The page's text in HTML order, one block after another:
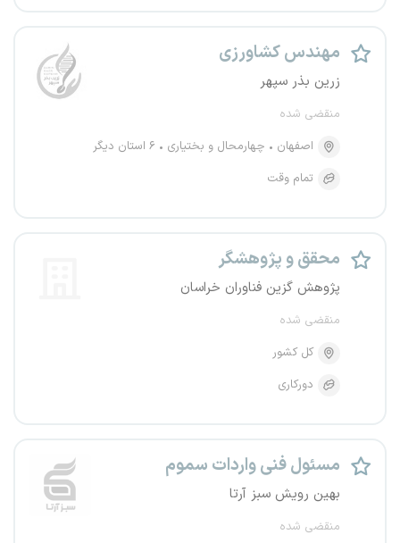
مهندس کشاورزی
زرین بذر سپهر
منقضی شده
اصفهان
چهارمحال و بختیاری
۶ استان دیگر
تمام وقت
محقق و پژوهشگر
پژوهش گزین فناوران خراسان
منقضی شده
کل کشور
دورکاری
مسئول فنی واردات سموم
بهین رویش سبز آرتا
منقضی شده